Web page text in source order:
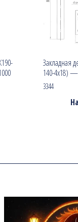
Закладная
140-4х18)
3344